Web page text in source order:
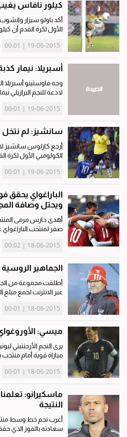
كيلور نافاس
أكد باولو سيزار
الأول لكرة القدم أن
المقبلة التي تنطلق في
19-06-2015 | 00:01
أسبريلا: نيمار
وجه فاوستينو أسبريلا
لاذعة للنجم البرازيلي
أميركا 2015 بتشيلي. وقال أسبريلا (45 عاما) عبر حسابه...
19-06-2015 | 00:01
سانشيز: لم نتخل
أرجع كارلوس
الكولومبي الأول لكرة
لبطولة كوبا أميركا
19-06-2015 | 00:01
الباراغواي يحقق
ويحتل وصافة
صفر لمنتخب
كأس أمم أميركا
18-06-2015 | 00:02
الجماهير
أطلقت مجموعة من
عبر الانترنت لجمع
18-06-2015 | 00:01
ميسي:
يرى النجم الأرجنتيني
مباراة قوية أمام منتخب
المباراة التي جاءت في
18-06-2015 | 00:01
ماسكيرانو:
النتيجة
أعرب نجم خط وسط
سعادته بالفوز الذي